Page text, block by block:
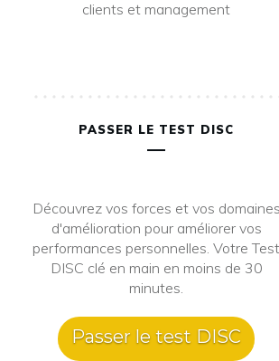
clients et management
PASSER LE TEST DISC
Découvrez vos forces et vos domaines
d'amélioration pour améliorer vos
performances personnelles. Votre Test
DISC clé en main en moins de 30
minutes.
Passer le test DISC